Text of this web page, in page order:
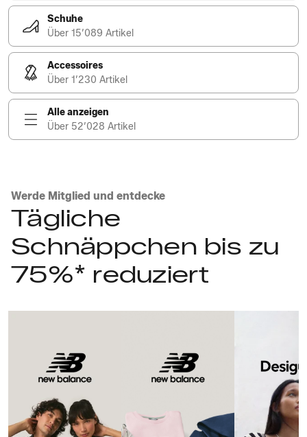
Schuhe
Über 15’089 Artikel
Accessoires
Über 1’230 Artikel
Alle anzeigen
Über 52’028 Artikel
Werde Mitglied und entdecke
Tägliche
Schnäppchen bis zu
75%* reduziert